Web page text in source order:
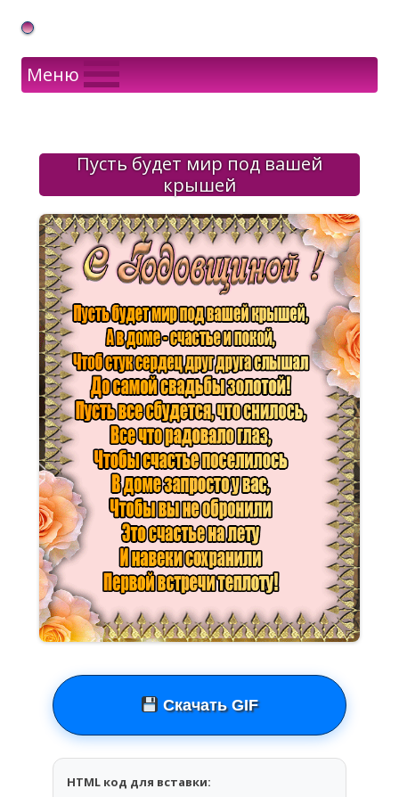
Gif Открытки в подарок
Меню
Пусть будет мир под вашей
крышей
Скачать GIF
HTML код для вставки: